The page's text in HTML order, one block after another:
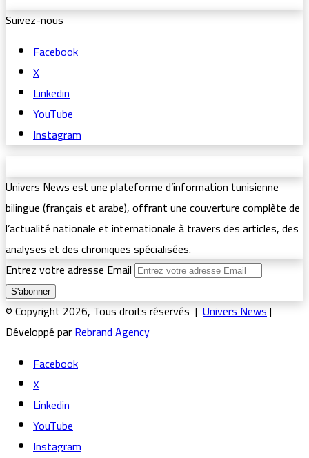
Suivez-nous
Facebook
X
Linkedin
YouTube
Instagram
Univers News est une plateforme d’information tunisienne
bilingue (français et arabe), offrant une couverture complète de
l’actualité nationale et internationale à travers des articles, des
analyses et des chroniques spécialisées.
Entrez votre adresse Email
© Copyright 2026, Tous droits réservés |Univers News|
Développé parRebrand Agency
Facebook
X
Linkedin
YouTube
Instagram